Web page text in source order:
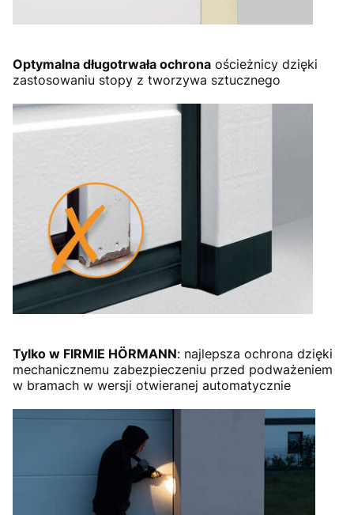
Optymalna długotrwała ochrona ościeżnicy dzięki
zastosowaniu stopy z tworzywa sztucznego
Tylko w FIRMIE HÖRMANN: najlepsza ochrona dzięki
mechanicznemu zabezpieczeniu przed podważeniem
w bramach w wersji otwieranej automatycznie